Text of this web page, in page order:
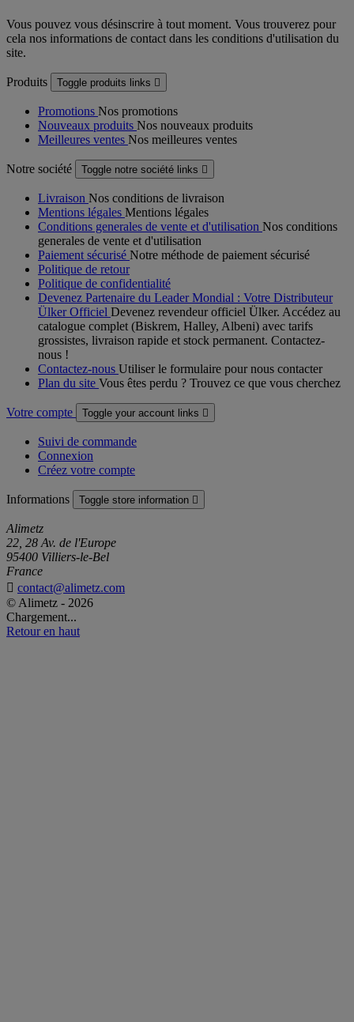
Vous pouvez vous désinscrire à tout moment. Vous trouverez pour
cela nos informations de contact dans les conditions d'utilisation du
site.
Produits Toggle produits links 
Promotions Nos promotions
Nouveaux produits Nos nouveaux produits
Meilleures ventes Nos meilleures ventes
Notre société Toggle notre société links 
Livraison Nos conditions de livraison
Mentions légales Mentions légales
Conditions generales de vente et d'utilisation Nos conditions
generales de vente et d'utilisation
Paiement sécurisé Notre méthode de paiement sécurisé
Politique de retour
Politique de confidentialité
Devenez Partenaire du Leader Mondial : Votre Distributeur
Ülker Officiel Devenez revendeur officiel Ülker. Accédez au
catalogue complet (Biskrem, Halley, Albeni) avec tarifs
grossistes, livraison rapide et stock permanent. Contactez-
nous !
Contactez-nous Utiliser le formulaire pour nous contacter
Plan du site Vous êtes perdu ? Trouvez ce que vous cherchez
Votre compte Toggle your account links 
Suivi de commande
Connexion
Créez votre compte
Informations Toggle store information 
Alimetz
22, 28 Av. de l'Europe
95400 Villiers-le-Bel
France
 contact@alimetz.com
© Alimetz - 2026
Chargement...
Retour en haut